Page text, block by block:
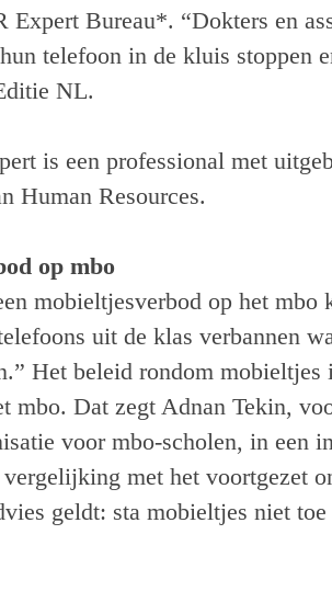
Expert Bureau*. “Dokters en
telefoon in de kluis stoppen
NL.
is een professional met
Human Resources.
op mbo
mobieltjesverbod op het
uit de klas verbannen
Het beleid rondom mobieltjes
mbo. Dat zegt Adnan Tekin,
voor mbo-scholen, in een
met het voortgezet
geldt: sta mobieltjes niet toe